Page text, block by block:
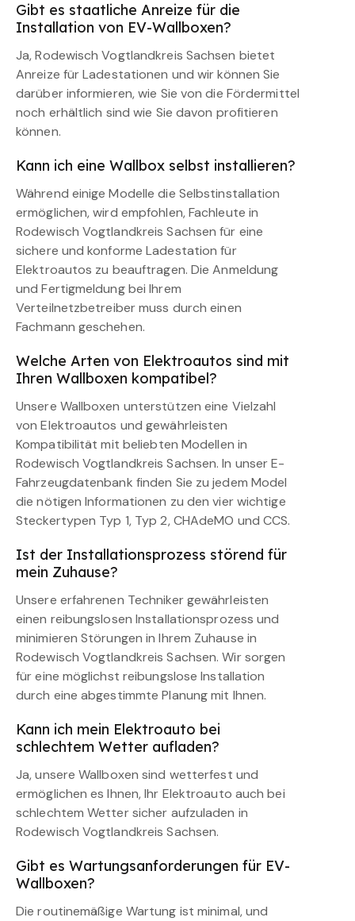
Gibt es staatliche Anreize für die
Installation von EV-Wallboxen?
Ja, Rodewisch Vogtlandkreis Sachsen bietet
Anreize für Ladestationen und wir können Sie
darüber informieren, wie Sie von die Fördermittel
noch erhältlich sind wie Sie davon profitieren
können.
Kann ich eine Wallbox selbst installieren?
Während einige Modelle die Selbstinstallation
ermöglichen, wird empfohlen, Fachleute in
Rodewisch Vogtlandkreis Sachsen für eine
sichere und konforme Ladestation für
Elektroautos zu beauftragen. Die Anmeldung
und Fertigmeldung bei Ihrem
Verteilnetzbetreiber muss durch einen
Fachmann geschehen.
Welche Arten von Elektroautos sind mit
Ihren Wallboxen kompatibel?
Unsere Wallboxen unterstützen eine Vielzahl
von Elektroautos und gewährleisten
Kompatibilität mit beliebten Modellen in
Rodewisch Vogtlandkreis Sachsen. In unser E-
Fahrzeugdatenbank finden Sie zu jedem Model
die nötigen Informationen zu den vier wichtige
Steckertypen Typ 1, Typ 2, CHAdeMO und CCS.
Ist der Installationsprozess störend für
mein Zuhause?
Unsere erfahrenen Techniker gewährleisten
einen reibungslosen Installationsprozess und
minimieren Störungen in Ihrem Zuhause in
Rodewisch Vogtlandkreis Sachsen. Wir sorgen
für eine möglichst reibungslose Installation
durch eine abgestimmte Planung mit Ihnen.
Kann ich mein Elektroauto bei
schlechtem Wetter aufladen?
Ja, unsere Wallboxen sind wetterfest und
ermöglichen es Ihnen, Ihr Elektroauto auch bei
schlechtem Wetter sicher aufzuladen in
Rodewisch Vogtlandkreis Sachsen.
Gibt es Wartungsanforderungen für EV-
Wallboxen?
Die routinemäßige Wartung ist minimal, und